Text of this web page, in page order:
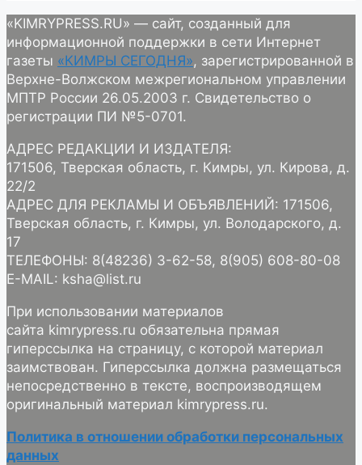
«KIMRYPRESS.RU» — сайт, созданный для
информационной поддержки в сети Интернет
газеты «КИМРЫ СЕГОДНЯ», зарегистрированной в
Верхне-Волжском межрегиональном управлении
МПТР России 26.05.2003 г. Свидетельство о
регистрации ПИ №5-0701.
АДРЕС РЕДАКЦИИ И ИЗДАТЕЛЯ:
171506, Тверская область, г. Кимры, ул. Кирова, д.
22/2
АДРЕС ДЛЯ РЕКЛАМЫ И ОБЪЯВЛЕНИЙ: 171506,
Тверская область, г. Кимры, ул. Володарского, д.
17
ТЕЛЕФОНЫ: 8(48236) 3-62-58, 8(905) 608-80-08
E-MAIL: ksha@list.ru
При использовании материалов
сайта kimrypress.ru обязательна прямая
гиперссылка на страницу, с которой материал
заимствован. Гиперссылка должна размещаться
непосредственно в тексте, воспроизводящем
оригинальный материал kimrypress.ru.
Политика в отношении обработки персональных
данных